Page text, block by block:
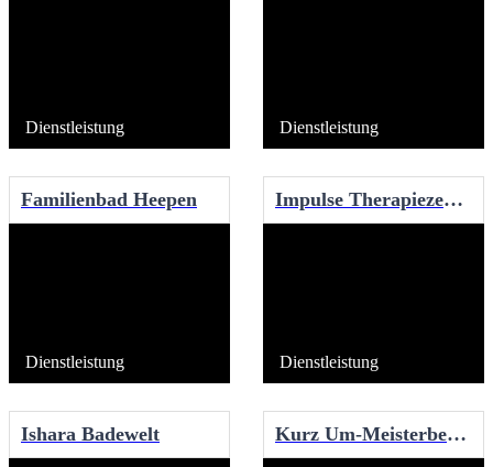
Dienstleistung Dienstleistung
Familienbad Heepen
Dienstleistung
Impulse Therapiezentrum
Dienstleistung
Ishara Badewelt Kurz Um-Meisterbetriebe